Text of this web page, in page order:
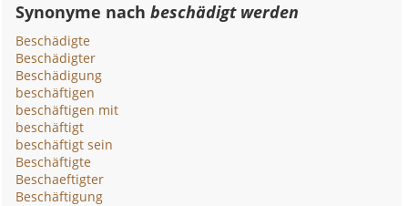
Synonyme nachbeschädigt werden
Beschädigte
Beschädigter
Beschädigung
beschäftigen
beschäftigen mit
beschäftigt
beschäftigt sein
Beschäftigte
Beschaeftigter
Beschäftigung